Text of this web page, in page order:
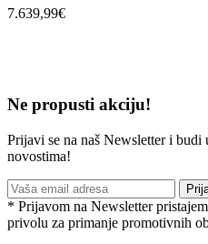
7.639,99€
Ne propusti akciju!
Prijavi se na naš Newsletter i
novostima!
* Prijavom na Newsletter
privolu za primanje promotivnih